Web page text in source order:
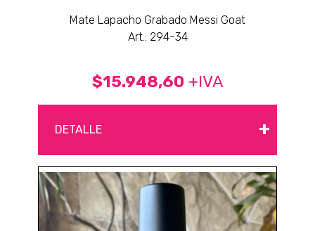
Mate Lapacho Grabado Messi Goat
Art.: 294-34
$15.948,60 +IVA
DETALLE +